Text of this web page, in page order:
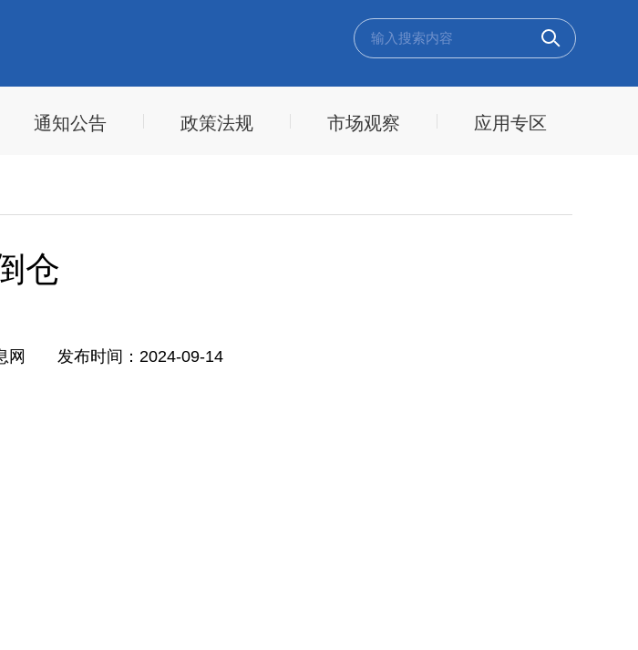
通知公告 政策法规 市场观察 应用专区
仓
网 发布时间： 2024-09-14